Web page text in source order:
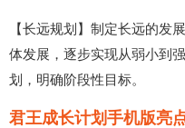
【长远规划】制定长远的发
体发展，逐步实现从弱小到
划，明确阶段性目标。
君王成长计划手机版亮